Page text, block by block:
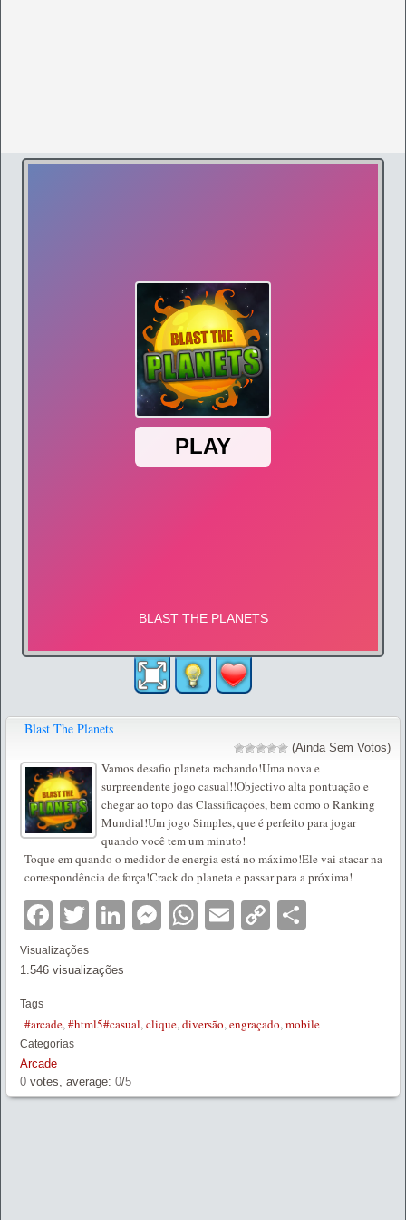
Blast The Planets
(Ainda Sem Votos)
Vamos desafio planeta rachando!Uma nova e
surpreendente jogo casual!!Objectivo alta pontuação e
chegar ao topo das Classificações, bem como o Ranking
Mundial!Um jogo Simples, que é perfeito para jogar
quando você tem um minuto!
Toque em quando o medidor de energia está no máximo!Ele vai atacar na
correspondência de força!Crack do planeta e passar para a próxima!
Facebook
Twitter
LinkedIn
Messenger
WhatsApp
Email
Copy
Visualizações
1.546 visualizações
Tags
#arcade, #html5#casual, clique, diversão, engraçado, mobile
Categorias
Arcade
0 votes, average: 0/5